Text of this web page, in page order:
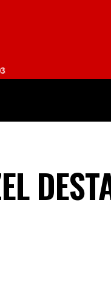
JUAN DEL RÍO 93.1